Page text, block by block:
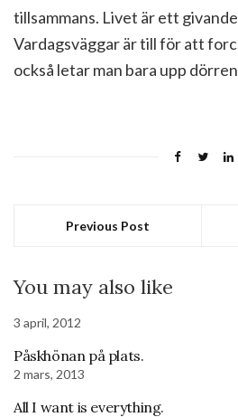
tillsammans. Livet är ett
Vardagsväggar är till för att
också letar man bara upp
Previous Post
You may also like
3 april, 2012
Påskhönan på plats.
2 mars, 2013
All I want is everything.